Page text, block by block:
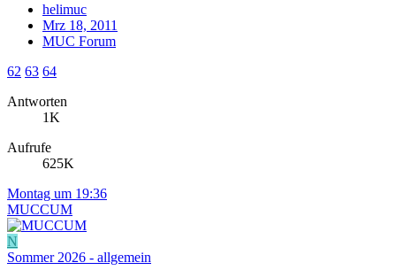
helimuc
Mrz 18, 2011
MUC Forum
62 63 64
Antworten
1K
Aufrufe
625K
Montag um 19:36
MUCCUM
N
Sommer 2026 - allgemein